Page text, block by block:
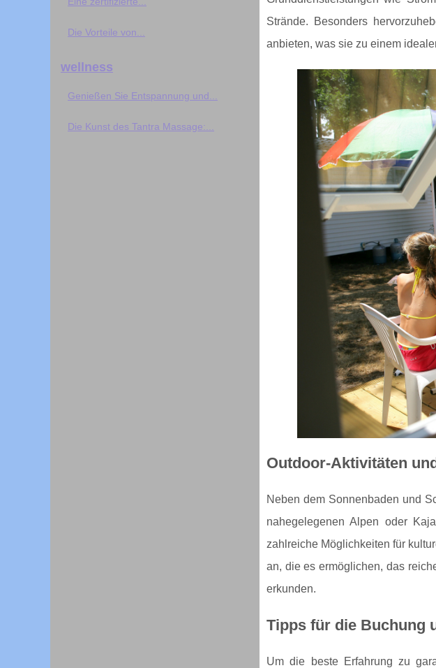
Strände. Besonders
anbieten, was sie zu einem
Outdoor-Aktivitäten
Neben dem Sonnenbaden und
nahegelegenen Alpen oder
zahlreiche Möglichkeiten für
an, die es ermöglichen, das
erkunden.
Tipps für die Buchung
Um die beste Erfahrung zu
Die Vorteile von...
wellness
Genießen Sie Entspannung und...
Die Kunst des Tantra Massage:...